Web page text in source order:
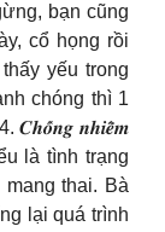
bạn cũng
cổ họng rồi
yếu trong
chóng thì 1
𝑪𝒉𝒐̂́𝒏𝒈 𝒏𝒉𝒊𝒆̂̃𝒎
là tình trạng
thai. Bà
lại quá trình